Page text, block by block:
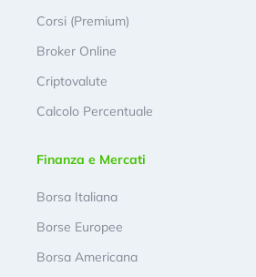
Corsi (Premium)
Broker Online
Criptovalute
Calcolo Percentuale
Finanza e Mercati
Borsa Italiana
Borse Europee
Borsa Americana